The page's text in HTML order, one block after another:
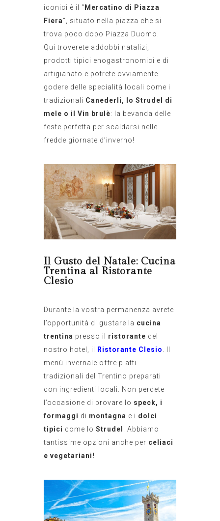
iconici è il “ Mercatino di Piazza
Fiera“, situato nella piazza che si
trova poco dopo Piazza Duomo.
Qui troverete addobbi natalizi,
prodotti tipici enogastronomici e di
artigianato e potrete ovviamente
godere delle specialità locali come i
tradizionali Canederli, lo Strudel di
mele o il Vin brulè: la bevanda delle
feste perfetta per scaldarsi nelle
fredde giornate d’inverno!
Il Gusto del Natale: Cucina
Trentina al Ristorante
Clesio
Durante la vostra permanenza avrete
l’opportunità di gustare la cucina
trentina presso il ristorante del
nostro hotel, il
Ristorante Clesio
menù invernale offre piatti
tradizionali del Trentino preparati
con ingredienti locali. Non perdete
l’occasione di provare lo speck, i
formaggi di montagna e i dolci
tipici come lo Strudel
. Abbiamo
tantissime opzioni anche per celiaci
e vegetariani!